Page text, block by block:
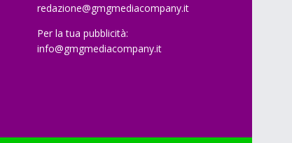
redazione@gmgmediacompany.it
Per la tua pubblicità:
info@gmgmediacompany.it